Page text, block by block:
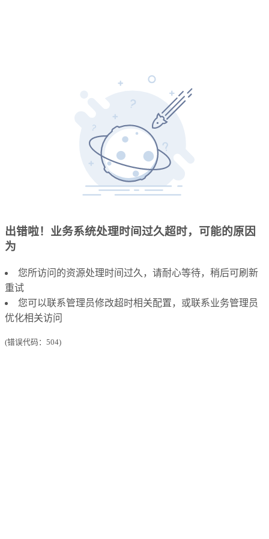
出错啦！业务系统处理时间过久超时，可能的原因
为
您所访问的资源处理时间过久，请耐心等待，稍后可刷新
重试
您可以联系管理员修改超时相关配置，或联系业务管理员
优化相关访问
(错误代码：504)